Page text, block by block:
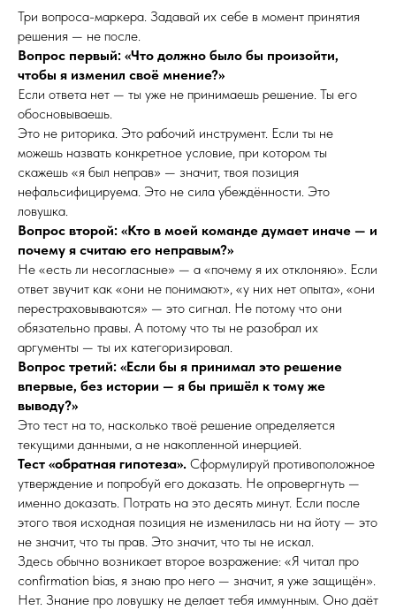
Три вопроса-маркера. Задавай их себе в момент принятия
решения — не после.
Вопрос первый: «Что должно было бы произойти,
чтобы я изменил своё мнение?»
Если ответа нет — ты уже не принимаешь решение. Ты его
обосновываешь.
Это не риторика. Это рабочий инструмент. Если ты не
можешь назвать конкретное условие, при котором ты
скажешь «я был неправ» — значит, твоя позиция
нефальсифицируема. Это не сила убеждённости. Это
ловушка.
Вопрос второй: «Кто в моей команде думает иначе — и
почему я считаю его неправым?»
Не «есть ли несогласные» — а «почему я их отклоняю». Если
ответ звучит как «они не понимают», «у них нет опыта», «они
перестраховываются» — это сигнал. Не потому что они
обязательно правы. А потому что ты не разобрал их
аргументы — ты их категоризировал.
Вопрос третий: «Если бы я принимал это решение
впервые, без истории — я бы пришёл к тому же
выводу?»
Это тест на то, насколько твоё решение определяется
текущими данными, а не накопленной инерцией.
Тест «обратная гипотеза». Сформулируй противоположное
утверждение и попробуй его доказать. Не опровергнуть —
именно доказать. Потрать на это десять минут. Если после
этого твоя исходная позиция не изменилась ни на йоту — это
не значит, что ты прав. Это значит, что ты не искал.
Здесь обычно возникает второе возражение: «Я читал про
confirmation bias, я знаю про него — значит, я уже защищён».
Нет. Знание про ловушку не делает тебя иммунным. Оно даёт